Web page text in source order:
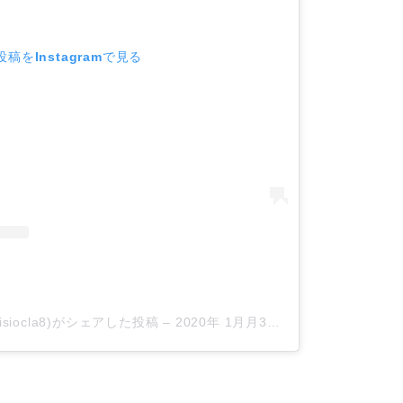
稿をInstagramで見る
がシェアした投稿 – 2020年 1月月3日午後2時56分PST